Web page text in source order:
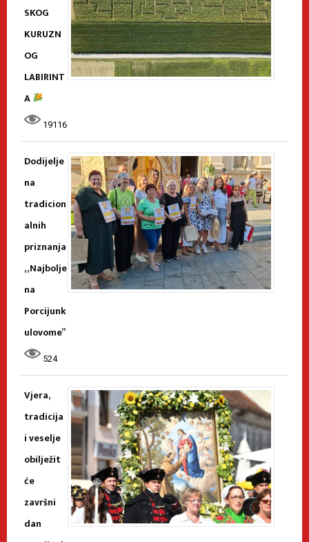
SKOG
KURUZN
OG
LABIRINT
A
19116
Dodijelje
na
tradicion
alnih
priznanja
„Najbolje
na
Porcijunk
ulovome”
524
Vjera,
tradicija
i veselje
obilježit
će
završni
dan